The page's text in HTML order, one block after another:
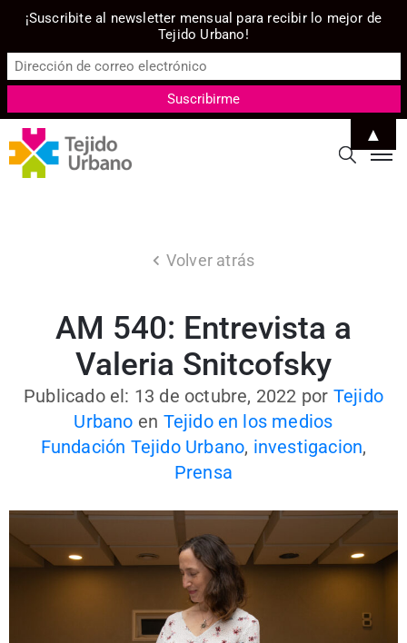
Volver atrás
AM 540: Entrevista a
Valeria Snitcofsky
Publicado el: 13 de octubre, 2022 por Tejido
Urbano en Tejido en los medios
Fundación Tejido Urbano, investigacion,
Prensa
¡Suscribite al newsletter mensual para recibir lo mejor de
Tejido Urbano!
▲